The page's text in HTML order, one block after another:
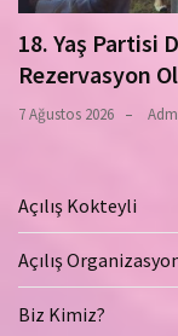
18. Yaş Partisi
Rezervasyon
7 Ağustos 2026
Açılış Kokteyli
Açılış
Biz Kimiz?